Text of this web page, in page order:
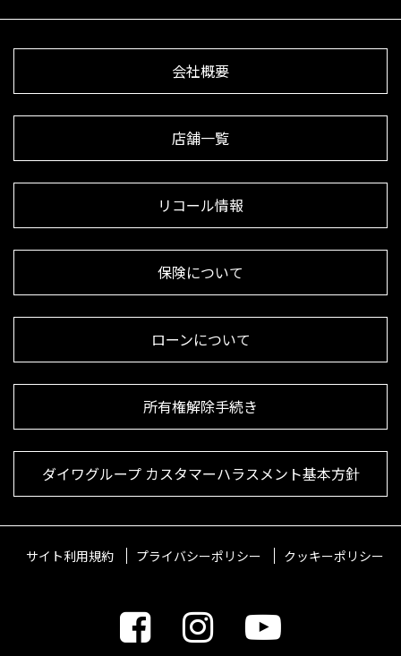
会社概要
店舗一覧
リコール情報
保険について
ローンについて
所有権解除手続き
ダイワグループ カスタマーハラスメント基本方針
サイト利用規約 プライバシーポリシー クッキーポリシー